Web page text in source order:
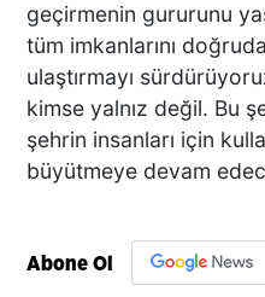
geçirmenin gururunu
tüm imkanlarını
ulaştırmayı
kimse yalnız değil. Bu
şehrin insanları için
büyütmeye devam
Abone Ol